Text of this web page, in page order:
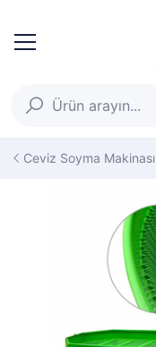
Ceviz Soyma Makinası